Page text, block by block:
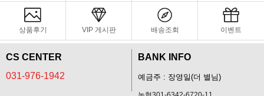
상품후기 VIP 게시판 배송조회 이벤트
CS CENTER
031-976-1942
BANK INFO
예금주 : 장영일(더 별님)